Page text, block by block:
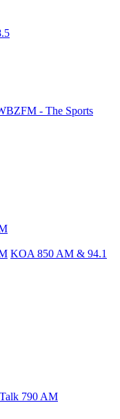
- The Sports
KOA 850 AM & 94.1
790 AM